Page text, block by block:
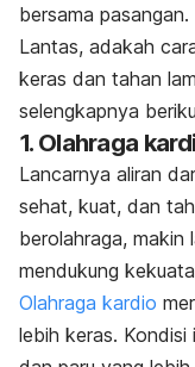
bersama pasangan.
Lantas, adakah
keras dan tahan
selengkapnya
1. Olahraga
Lancarnya aliran
sehat, kuat, dan
berolahraga, makin
mendukung
Olahraga kardio
lebih keras.